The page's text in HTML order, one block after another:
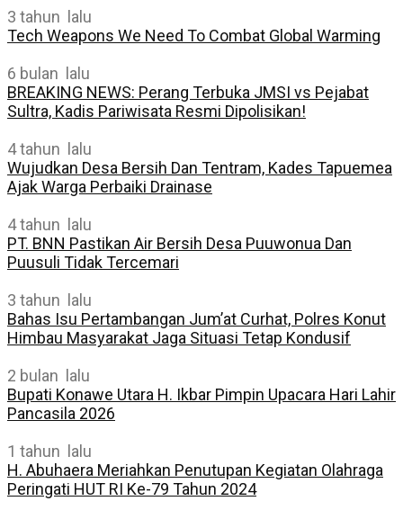
3 tahun lalu
Tech Weapons We Need To Combat Global Warming
6 bulan lalu
BREAKING NEWS: Perang Terbuka JMSI vs Pejabat
Sultra, Kadis Pariwisata Resmi Dipolisikan!
4 tahun lalu
Wujudkan Desa Bersih Dan Tentram, Kades Tapuemea
Ajak Warga Perbaiki Drainase
4 tahun lalu
PT. BNN Pastikan Air Bersih Desa Puuwonua Dan
Puusuli Tidak Tercemari
3 tahun lalu
Bahas Isu Pertambangan Jum’at Curhat, Polres Konut
Himbau Masyarakat Jaga Situasi Tetap Kondusif
2 bulan lalu
Bupati Konawe Utara H. Ikbar Pimpin Upacara Hari Lahir
Pancasila 2026
1 tahun lalu
H. Abuhaera Meriahkan Penutupan Kegiatan Olahraga
Peringati HUT RI Ke-79 Tahun 2024